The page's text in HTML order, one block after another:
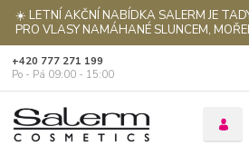
☀️ LETNÍ AKČNÍ NABÍDKA SALERM JE
PRO VLASY NAMÁHANÉ SLUNCEM,
+420 777 271 199
Po - Pá 09:00 - 15:00